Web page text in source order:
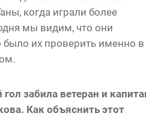
когда играли более
мы видим, что они
было их проверить именно в
забила ветеран и
Как объяснить этот